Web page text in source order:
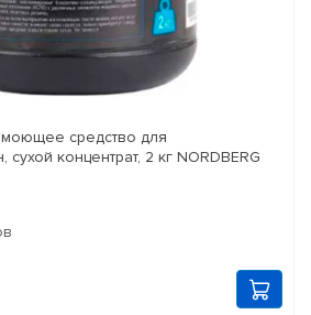
средство для
сухой концентрат, 2 кг NORDBERG